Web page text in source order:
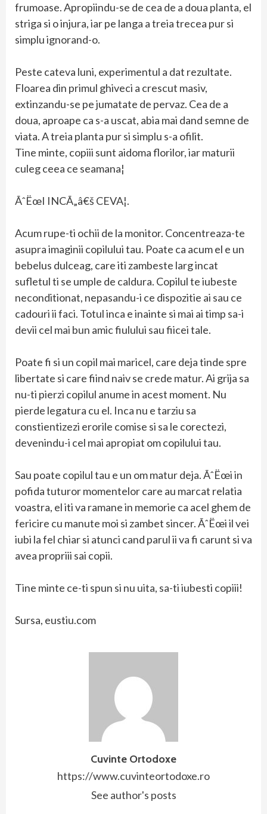
frumoase. Apropiindu-se de cea de a doua planta, el
striga si o injura, iar pe langa a treia trecea pur si
simplu ignorand-o.
Peste cateva luni, experimentul a dat rezultate.
Floarea din primul ghiveci a crescut masiv,
extinzandu-se pe jumatate de pervaz. Cea de a
doua, aproape ca s-a uscat, abia mai dand semne de
viata. A treia planta pur si simplu s-a ofilit.
Tine minte, copiii sunt aidoma florilor, iar maturii
culeg ceea ce seamana¦
ÃˆËœI INCÃ„â€š CEVA¦.
Acum rupe-ti ochii de la monitor. Concentreaza-te
asupra imaginii copilului tau. Poate ca acum el e un
bebelus dulceag, care iti zambeste larg incat
sufletul ti se umple de caldura. Copilul te iubeste
neconditionat, nepasandu-i ce dispozitie ai sau ce
cadouri ii faci. Totul inca e inainte si mai ai timp sa-i
devii cel mai bun amic fiulului sau fiicei tale.
Poate fi si un copil mai maricel, care deja tinde spre
libertate si care fiind naiv se crede matur. Ai grija sa
nu-ti pierzi copilul anume in acest moment. Nu
pierde legatura cu el. Inca nu e tarziu sa
constientizezi erorile comise si sa le corectezi,
devenindu-i cel mai apropiat om copilului tau.
Sau poate copilul tau e un om matur deja. ÃˆËœi in
pofida tuturor momentelor care au marcat relatia
voastra, el iti va ramane in memorie ca acel ghem de
fericire cu manute moi si zambet sincer. ÃˆËœi il vei
iubi la fel chiar si atunci cand parul ii va fi carunt si va
avea propriii sai copii.
Tine minte ce-ti spun si nu uita, sa-ti iubesti copiii!
Sursa, eustiu.com
Cuvinte Ortodoxe
https://www.cuvinteortodoxe.ro
See author's posts